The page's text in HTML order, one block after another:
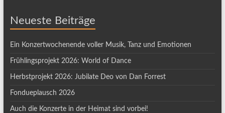
Neueste Beiträge
Ein Konzertwochenende voller Musik, Tanz und Emotionen
Frühlingsprojekt 2026: World of Dance
Herbstprojekt 2026: Jubilate Deo von Dan Forrest
Fondueplausch 2026
Auch die Konzerte in der Heimat sind vorbei!